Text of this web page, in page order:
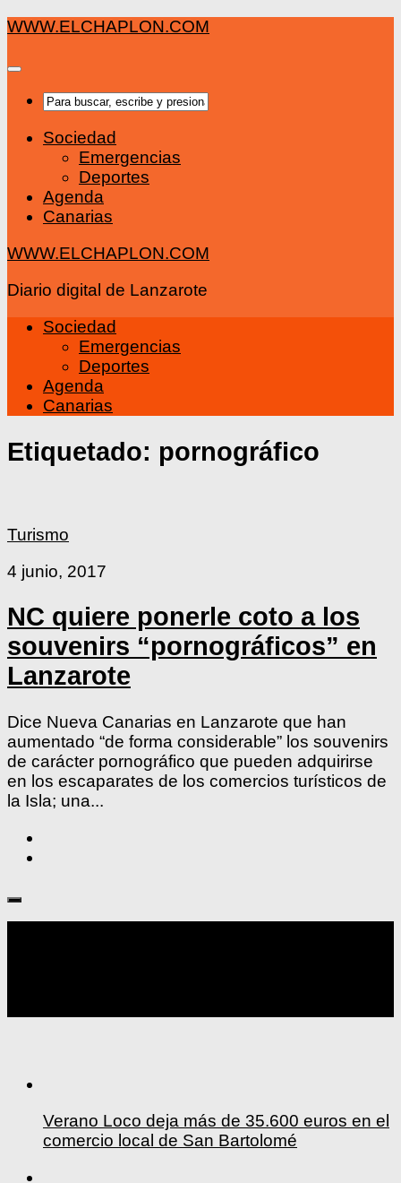
Saltar
contenido
WWW.ELCHAPLON.COM
Sociedad
Emergencias
Deportes
Agenda
Canarias
WWW.ELCHAPLON.COM
Diario digital de Lanzarote
Sociedad
Emergencias
Deportes
Agenda
Canarias
Etiquetado: pornográfico
Turismo
4 junio, 2017
NC quiere ponerle coto a los
souvenirs “pornográficos” en
Lanzarote
Dice Nueva Canarias en Lanzarote que han
aumentado “de forma considerable” los souvenirs
de carácter pornográfico que pueden adquirirse
en los escaparates de los comercios turísticos de
la Isla; una...
Verano Loco deja más de 35.600 euros en el
comercio local de San Bartolomé